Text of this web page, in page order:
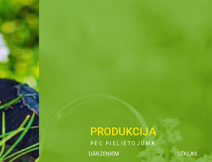
PRODUKCIJA
PĒC PIELIETOJUMA
DĀRZEŅIEM
SĒKLAS